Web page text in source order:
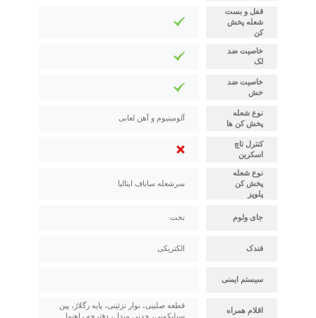
قفل و بست
شعله پخش
کن
خاصیت ضد
لک
خاصیت ضد
خش
نوع شعله
پخش کن ها
آلومینیوم و آهن لعابی
کنترل تاچ
اسکرین
نوع شعله
پخش کن
پلوپز
سرشعله ساباف ایتالیا
جای ولوم تخت
فندک الکتریکی
سیستم ایمنی
اقلام همراه
قطعه صلیبی، نوار تزئینی، پایه رگلاژ، پین
سیلیکونی، چدنی مبدل، دفترچه راهنما